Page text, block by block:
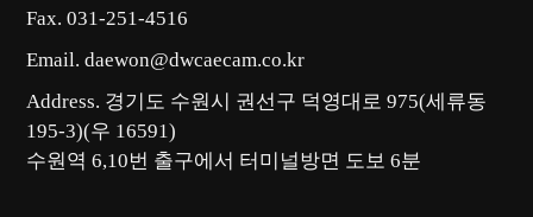
Fax. 031-251-4516
Email. daewon@dwcaecam.co.kr
Address. 경기도 수원시 권선구 덕영대로 975(세류동
195-3)(우 16591)